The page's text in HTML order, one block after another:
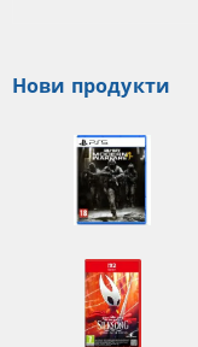
Нови продукти